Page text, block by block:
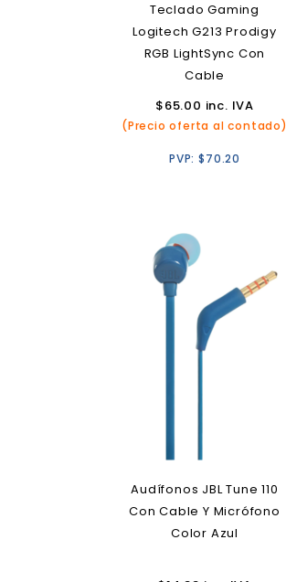
Teclado Gaming
Logitech G213 Prodigy
RGB LightSync Con
Cable
$65.00 inc. IVA
(Precio oferta al contado)
PVP:$70.20
Audífonos JBL Tune 110
Con Cable Y Micrófono
Color Azul